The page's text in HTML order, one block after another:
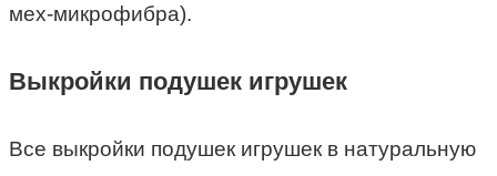
мех-микрофибра).
Выкройки подушек игрушек
Все выкройки подушек игрушек в натуральную